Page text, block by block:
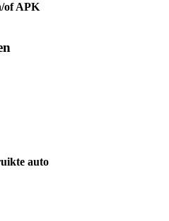
of APK
auto